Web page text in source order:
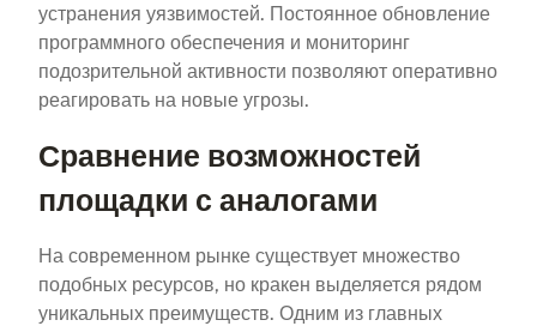
устранения уязвимостей. Постоянное обновление
программного обеспечения и мониторинг
подозрительной активности позволяют оперативно
реагировать на новые угрозы.
Сравнение возможностей
площадки с аналогами
На современном рынке существует множество
подобных ресурсов, но кракен выделяется рядом
уникальных преимуществ. Одним из главных